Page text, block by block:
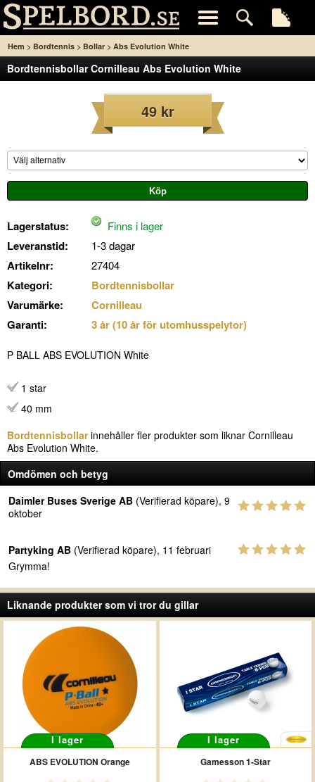
Hem > Bordtennis > Bollar > Abs Evolution White
Bordtennisbollar Cornilleau Abs Evolution White
49 kr
Lagerstatus: Finns i lager
Leveranstid: 1-3 dagar
Artikelnr: 27404
Kategori:
Bordtennisbollar
Varumärke:
Cornilleau
Garanti:
3 år (10 år för utomhusspelytor)
P BALL ABS EVOLUTION White
1 star
40 mm
Bordtennisbollarinnehåller fler produkter som liknar Cornilleau
Abs Evolution White.
Omdömen och betyg
Daimler Buses Sverige AB (Verifierad köpare), 9
oktober
Partyking AB (Verifierad köpare), 11 februari
Grymma!
Liknande produkter som vi tror du gillar
I lager
ABS EVOLUTION Orange
I lager
Gamesson 1-Star